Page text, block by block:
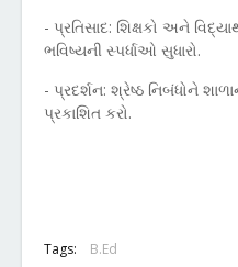
- પ્રતિસાદ: શિક્ષકો અને
ભવિષ્યની સ્પર્ધાઓ સુધારો.
- પ્રદર્શન: શ્રેષ્ઠ નિબંધોને
પ્રકાશિત કરો.
Tags: B.Ed